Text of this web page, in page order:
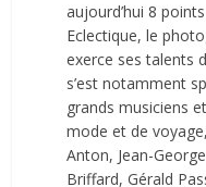
aujourd’hui 8
Eclectique, le
exerce ses talents
s’est notamment
grands musiciens
mode et de
Anton, Jean-
Briffard, Gérald